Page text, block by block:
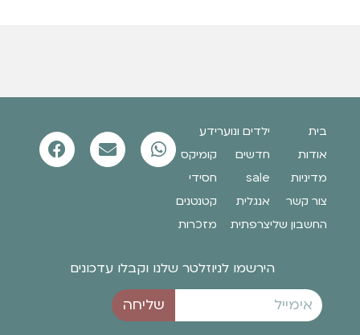
בית
אודות
מדיניות
צור קשר
החשבון שלי
ילדים ונוער
חדשים
sale
אנגלית
צרפתית
ידע
קומיקס
חסידי
קטנטנים
מזכרות
הירשמו לניוזלטר שלנו וקבלו עדכונים
שליחה